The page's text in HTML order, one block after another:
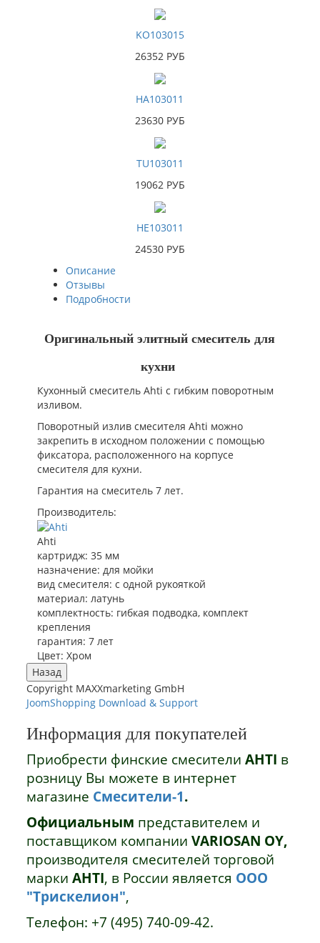
KO103015
26352 РУБ
HA103011
23630 РУБ
TU103011
19062 РУБ
HE103011
24530 РУБ
Описание
Отзывы
Подробности
Оригинальный элитный смеситель для
кухни
Кухонный смеситель Ahti с гибким поворотным
изливом.
Поворотный излив смесителя Ahti можно
закрепить в исходном положении с помощью
фиксатора, расположенного на корпусе
смесителя для кухни.
Гарантия на смеситель 7 лет.
Производитель:
Ahti
картридж:35 мм
назначение:для мойки
вид смесителя:с одной рукояткой
материал:латунь
комплектность: гибкая подводка, комплект
крепления
гарантия:7 лет
Цвет:Хром
Copyright MAXXmarketing GmbH
JoomShopping Download & Support
Информация для покупателей
Приобрести финские смесителиAHTI в
розницу Вы можете в интернет
магазине Смесители-1.
Официальным представителем и
поставщиком компанииVARIOSAN OY,
производителя смесителей торговой
маркиAHTI, в России является ООО
"Трискелион",
Телефон: +7 (495) 740-09-42.